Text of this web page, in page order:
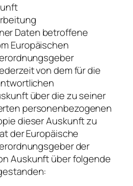
Daten betroffene
Europäischen
von dem für die
über die zu seiner
personenbezogenen
dieser Auskunft zu
der Europäische
der
Auskunft über folgende